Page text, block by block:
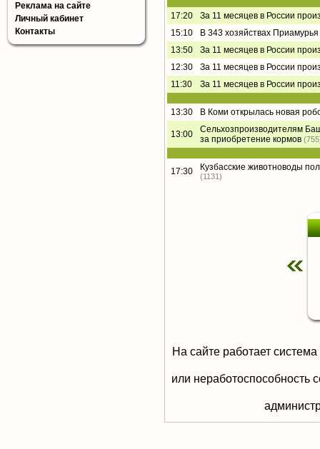
Реклама на сайте
Личный кабинет
Контакты
17:20
За 11 месяцев в России
15:10
В 343 хозяйствах
13:50
За 11 месяцев в России
12:30
За 11 месяцев в России
11:30
За 11 месяцев в России
13:30 В Коми открылась новая
13:00
Сельхозпроизводителям
за приобретение кормов
17:30 Кузбасские животноводы
(1131)
На сайте работает
или неработоспособность